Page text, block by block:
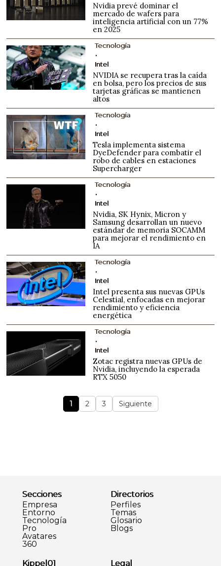
Nvidia prevé dominar el
mercado de wafers para
inteligencia artificial con un 77%
en 2025
Tecnología
Intel
NVIDIA se recupera tras la caída
en bolsa, pero los precios de sus
tarjetas gráficas se mantienen
altos
Tecnología
Intel
Tesla implementa sistema
DyeDefender para combatir el
robo de cables en estaciones
Supercharger
Tecnología
Intel
Nvidia, SK Hynix, Micron y
Samsung desarrollan un nuevo
estándar de memoria SOCAMM
para mejorar el rendimiento en
IA
Tecnología
Intel
Intel presenta sus nuevas GPUs
Celestial, enfocadas en mejorar
rendimiento y eficiencia
energética
Tecnología
Intel
Zotac registra nuevas GPUs de
Nvidia, incluyendo la esperada
RTX 5050
1 2 3 Siguiente
Secciones
Empresa
Entorno
Tecnología
Pro
Avatares
360
Directorios
Perfiles
Temas
Glosario
Blogs
Kippel01 Legal